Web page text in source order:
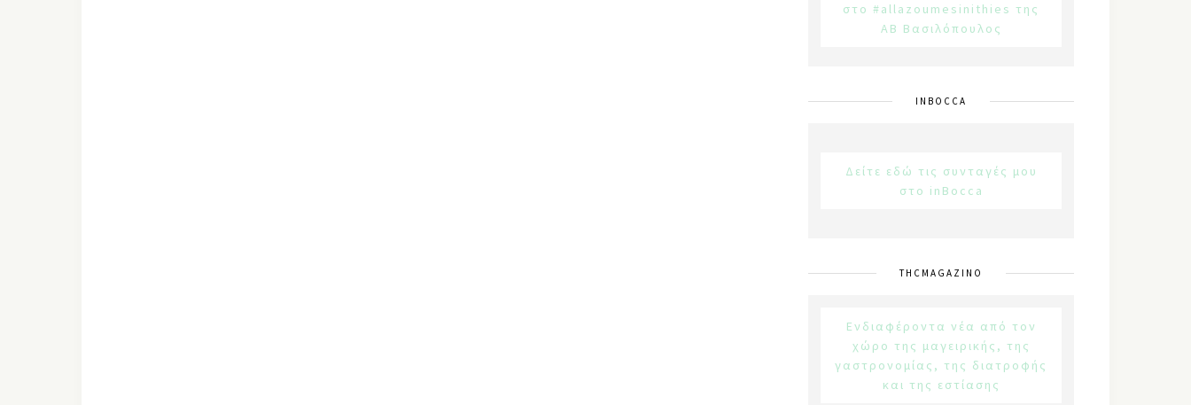
στο #allazoumesinithies της
ΑΒ Βασιλόπουλος
INBOCCA
Δείτε εδώ τις συνταγές μου
στο inBocca
THCMAGAZINO
Ενδιαφέροντα νέα από τον
χώρο της μαγειρικής, της
γαστρονομίας, της διατροφής
και της εστίασης